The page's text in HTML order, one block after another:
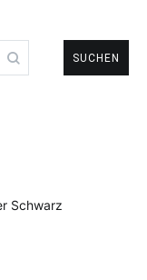
Schwarz